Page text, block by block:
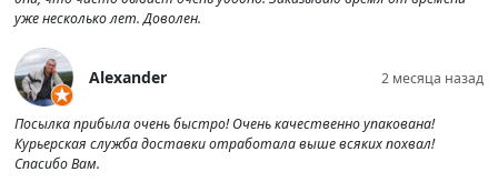
уже несколько лет. Доволен.
Alexander 2 месяца назад
Посылка прибыла очень быстро! Очень качественно упакована!
Курьерская служба доставки отработала выше всяких похвал!
Спасибо Вам.